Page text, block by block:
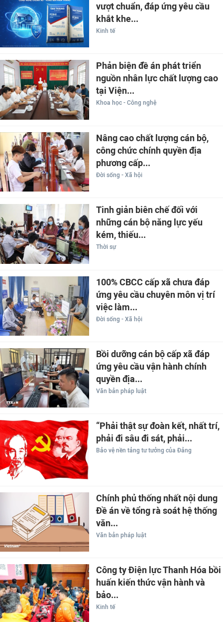
vượt chuẩn, đáp ứng yêu cầu
khắt khe...
Kinh tế
Phản biện đề án phát triển
nguồn nhân lực chất lượng cao
tại Viện...
Khoa học - Công nghệ
Nâng cao chất lượng cán bộ,
công chức chính quyền địa
phương cấp...
Đời sống - Xã hội
Tinh giản biên chế đối với
những cán bộ năng lực yếu
kém, thiếu...
Thời sự
100% CBCC cấp xã chưa đáp
ứng yêu cầu chuyên môn vị trí
việc làm...
Đời sống - Xã hội
Bồi dưỡng cán bộ cấp xã đáp
ứng yêu cầu vận hành chính
quyền địa...
Văn bản pháp luật
“Phải thật sự đoàn kết, nhất trí,
phải đi sâu đi sát, phải...
Bảo vệ nền tảng tư tưởng của Đảng
Chính phủ thống nhất nội dung
Đề án về tổng rà soát hệ thống
văn...
Văn bản pháp luật
Công ty Điện lực Thanh Hóa bồi
huấn kiến thức vận hành và
bảo...
Kinh tế